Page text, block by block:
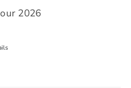
2026